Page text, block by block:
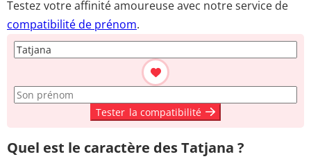
Testez votre affinité amoureuse avec notre service de
compatibilité de prénom.
Tester la compatibilité
Quel est le caractère des Tatjana ?